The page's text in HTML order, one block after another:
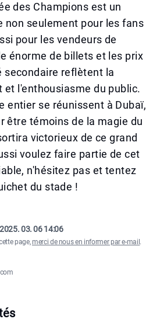
des Champions est un
non seulement pour les fans
pour les vendeurs de
énorme de billets et les prix
secondaire reflètent la
et l'enthousiasme du public.
entier se réunissent à Dubaï,
être témoins de la magie du
victorieux de ce grand
voulez faire partie de cet
n'hésitez pas et tentez
du stade !
2025. 03. 06 14:06
page,merci de nous en informer par e-mail .